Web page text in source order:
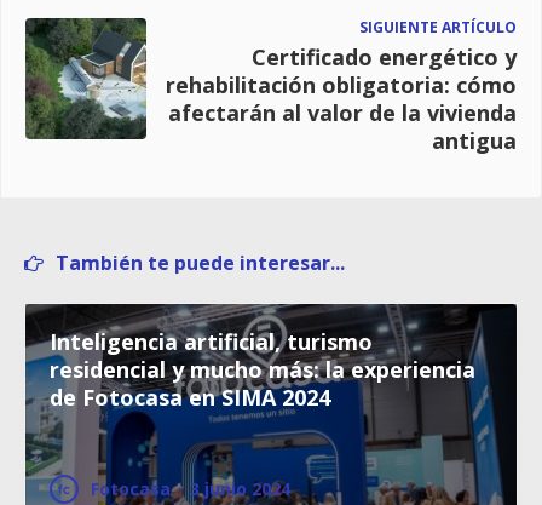
SIGUIENTE ARTÍCULO
Certificado energético y
rehabilitación obligatoria: cómo
afectarán al valor de la vivienda
antigua
También te puede interesar...
Inteligencia artificial, turismo
residencial y mucho más: la experiencia
de Fotocasa en SIMA 2024
Fotocasa · 3 junio 2024